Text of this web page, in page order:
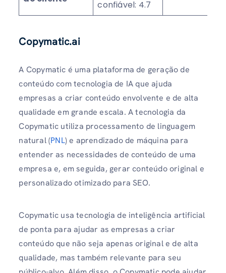
confiável: 4.7
Copymatic.ai
A Copymatic é uma plataforma de geração de
conteúdo com tecnologia de IA que ajuda
empresas a criar conteúdo envolvente e de alta
qualidade em grande escala. A tecnologia da
Copymatic utiliza processamento de linguagem
natural (PNL) e aprendizado de máquina para
entender as necessidades de conteúdo de uma
empresa e, em seguida, gerar conteúdo original e
personalizado otimizado para SEO.
Copymatic usa tecnologia de inteligência artificial
de ponta para ajudar as empresas a criar
conteúdo que não seja apenas original e de alta
qualidade, mas também relevante para seu